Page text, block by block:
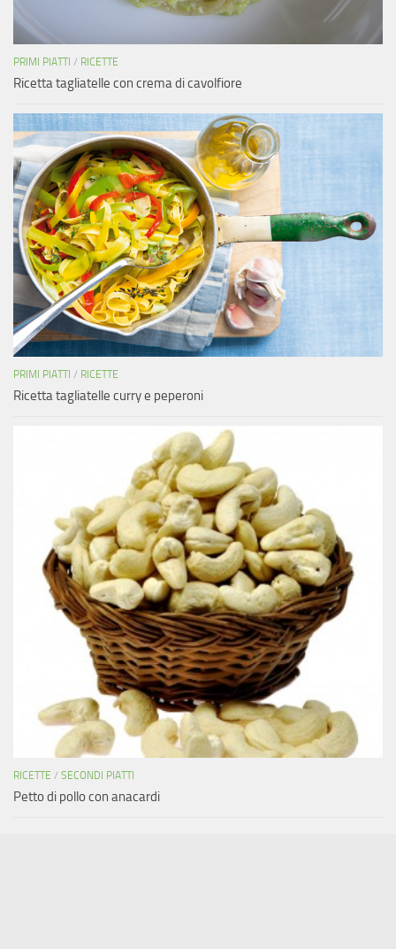
PRIMI PIATTI / RICETTE
Ricetta tagliatelle con crema di cavolfiore
PRIMI PIATTI / RICETTE
Ricetta tagliatelle curry e peperoni
RICETTE / SECONDI PIATTI
Petto di pollo con anacardi